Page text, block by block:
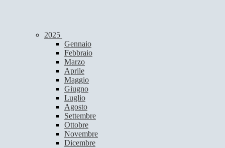
2025
Gennaio
Febbraio
Marzo
Aprile
Maggio
Giugno
Luglio
Agosto
Settembre
Ottobre
Novembre
Dicembre